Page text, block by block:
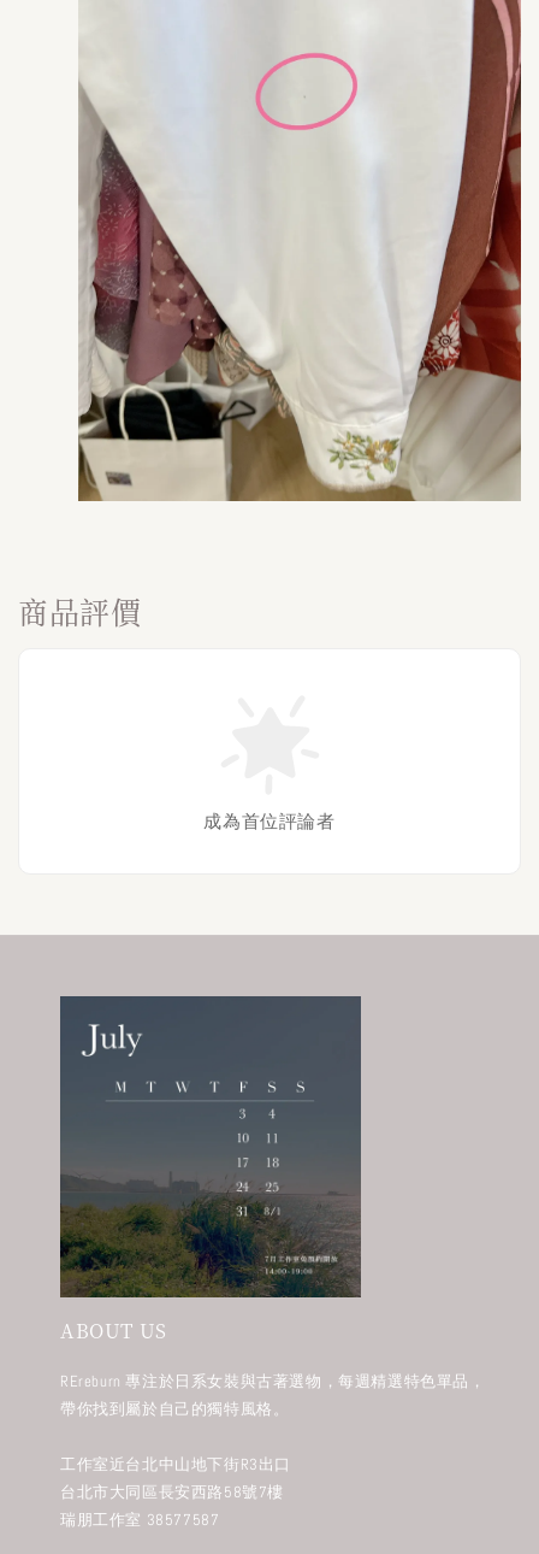
商品評價
成為首位評論者
ABOUT US
REreburn 專注於日系女裝與古著選物，每週精選特色單品，
帶你找到屬於自己的獨特風格。
工作室近台北中山地下街R3出口
台北市大同區長安西路58號7樓
瑞朋工作室 38577587